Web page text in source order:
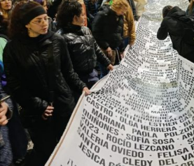
resisten otra avanzada sobre un
Por Francisco Pandolfi